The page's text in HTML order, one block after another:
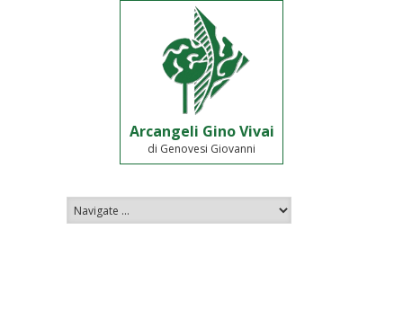
Arcangeli Gino Vivai
di Genovesi Giovanni